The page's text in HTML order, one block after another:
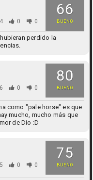
66
BUENO
0 0
perdido la
80
BUENO
0 0
como "pale horse" es que
mucho, mucho más que
de Dio :D
75
BUENO
0 0